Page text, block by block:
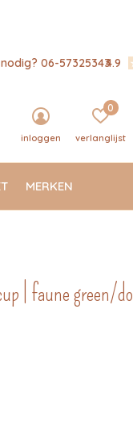
MERKEN
inloggen verlanglijst
0
06-573253434.9
| faune green/